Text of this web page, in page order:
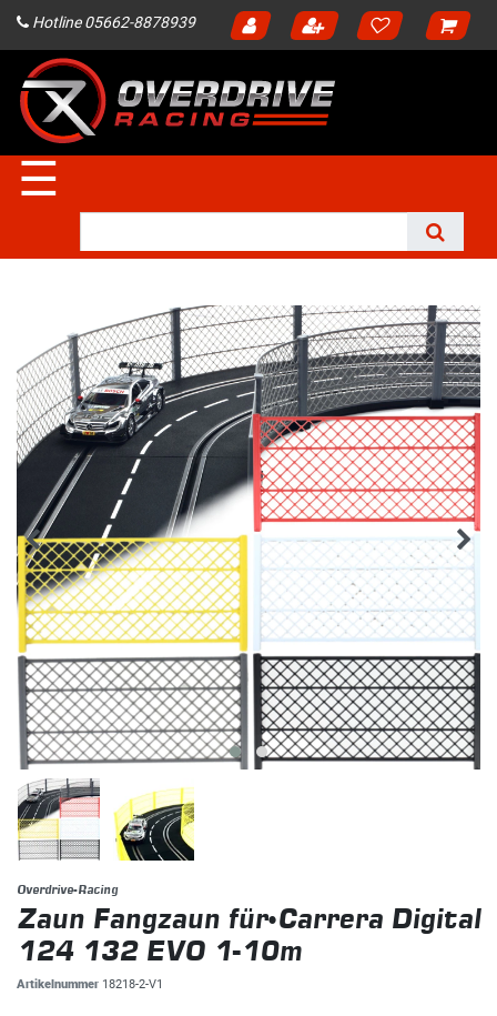
Hotline 05662-8878939
☰
Overdrive-Racing
Zaun Fangzaun für Carrera Digital
124 132 EVO 1-10m
Artikelnummer 18218-2-V1